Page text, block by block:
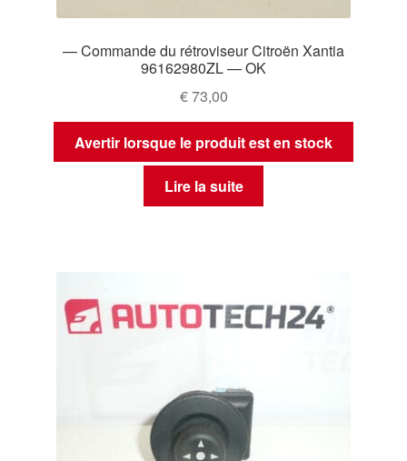
— Commande du rétroviseur Citroën Xantia
96162980ZL — OK
€73,00
Avertir lorsque le produit est en stock
Lire la suite